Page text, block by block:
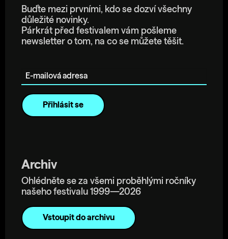
Buďte mezi prvními, kdo se dozví všechny
důležité novinky.
Párkrát před festivalem vám pošleme
newsletter o tom, na co se můžete těšit.
Archiv
Ohlédněte se za všemi proběhlými ročníky
našeho festivalu 1999—2026
Vstoupit do archivu